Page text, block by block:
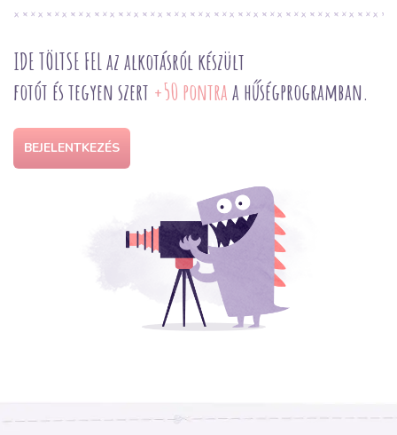
IDE TÖLTSE FEL az alkotásról készült
fotót és tegyen szert +50 pontraa hűségprogramban.
BEJELENTKEZÉS